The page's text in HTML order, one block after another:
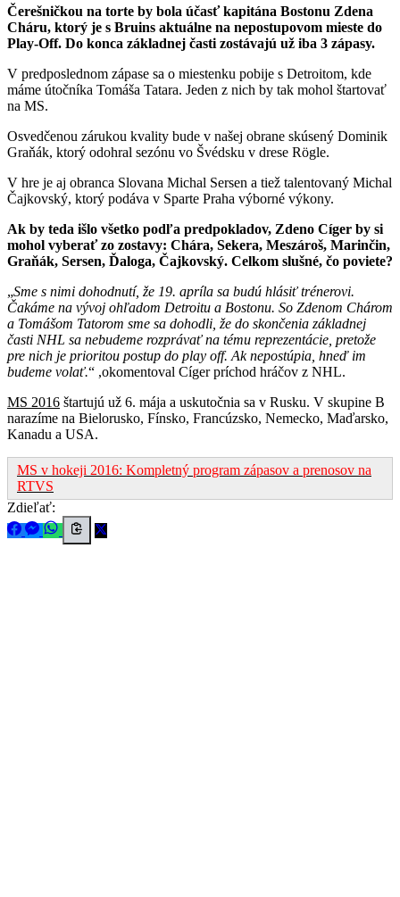
Čerešničkou na torte by bola účasť kapitána Bostonu Zdena
Cháru, ktorý je s Bruins aktuálne na nepostupovom mieste do
Play-Off. Do konca základnej časti zostávajú už iba 3 zápasy.
V predposlednom zápase sa o miestenku pobije s Detroitom, kde
máme útočníka Tomáša Tatara. Jeden z nich by tak mohol štartovať
na MS.
Osvedčenou zárukou kvality bude v našej obrane skúsený Dominik
Graňák, ktorý odohral sezónu vo Švédsku v drese Rögle.
V hre je aj obranca Slovana Michal Sersen a tiež talentovaný Michal
Čajkovský, ktorý podáva v Sparte Praha výborné výkony.
Ak by teda išlo všetko podľa predpokladov, Zdeno Cíger by si
mohol vyberať zo zostavy: Chára, Sekera, Meszároš, Marinčin,
Graňák, Sersen, Ďaloga, Čajkovský. Celkom slušné, čo poviete?
Sme s nimi dohodnutí, že 19. apríla sa budú hlásiť trénerovi.
Čakáme na vývoj ohľadom Detroitu a Bostonu. So Zdenom Chárom
a Tomášom Tatorom sme sa dohodli, že do skončenia základnej
časti NHL sa nebudeme rozprávať na tému reprezentácie, pretože
pre nich je prioritou postup do play off. Ak nepostúpia, hneď im
budeme volať.
,okomentoval Cíger príchod hráčov z NHL.
MS 2016 štartujú už 6. mája a uskutočnia sa v Rusku. V skupine B
narazíme na Bielorusko, Fínsko, Francúzsko, Nemecko, Maďarsko,
Kanadu a USA.
MS v hokeji 2016: Kompletný program zápasov a prenosov na
RTVS
Zdieľať: